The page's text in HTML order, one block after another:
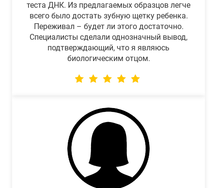
теста ДНК. Из предлагаемых образцов легче
всего было достать зубную щетку ребенка.
Переживал – будет ли этого достаточно.
Специалисты сделали однозначный вывод,
подтверждающий, что я являюсь
биологическим отцом.